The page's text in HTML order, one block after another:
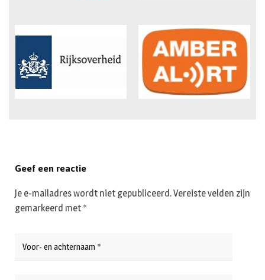
Geef een reactie
Je e-mailadres wordt niet gepubliceerd.Vereiste velden zijn
gemarkeerd met *